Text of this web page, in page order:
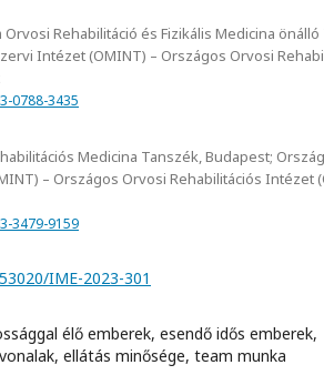
Rehabilitáció és Fizikális Medicina önálló
Intézet (OMINT) – Országos Orvosi
0788-3435
Medicina Tanszék, Budapest;
– Országos Orvosi Rehabilitációs Intézet
3479-9159
IME-2023-301
élő emberek, esendő idős emberek,
ellátás minősége, team munka